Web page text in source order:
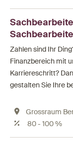
Zahlen sind Ihr
Finanzbereich mit
Karriereschritt?
gestalten Sie Ihre
Grossraum
80 - 100 %